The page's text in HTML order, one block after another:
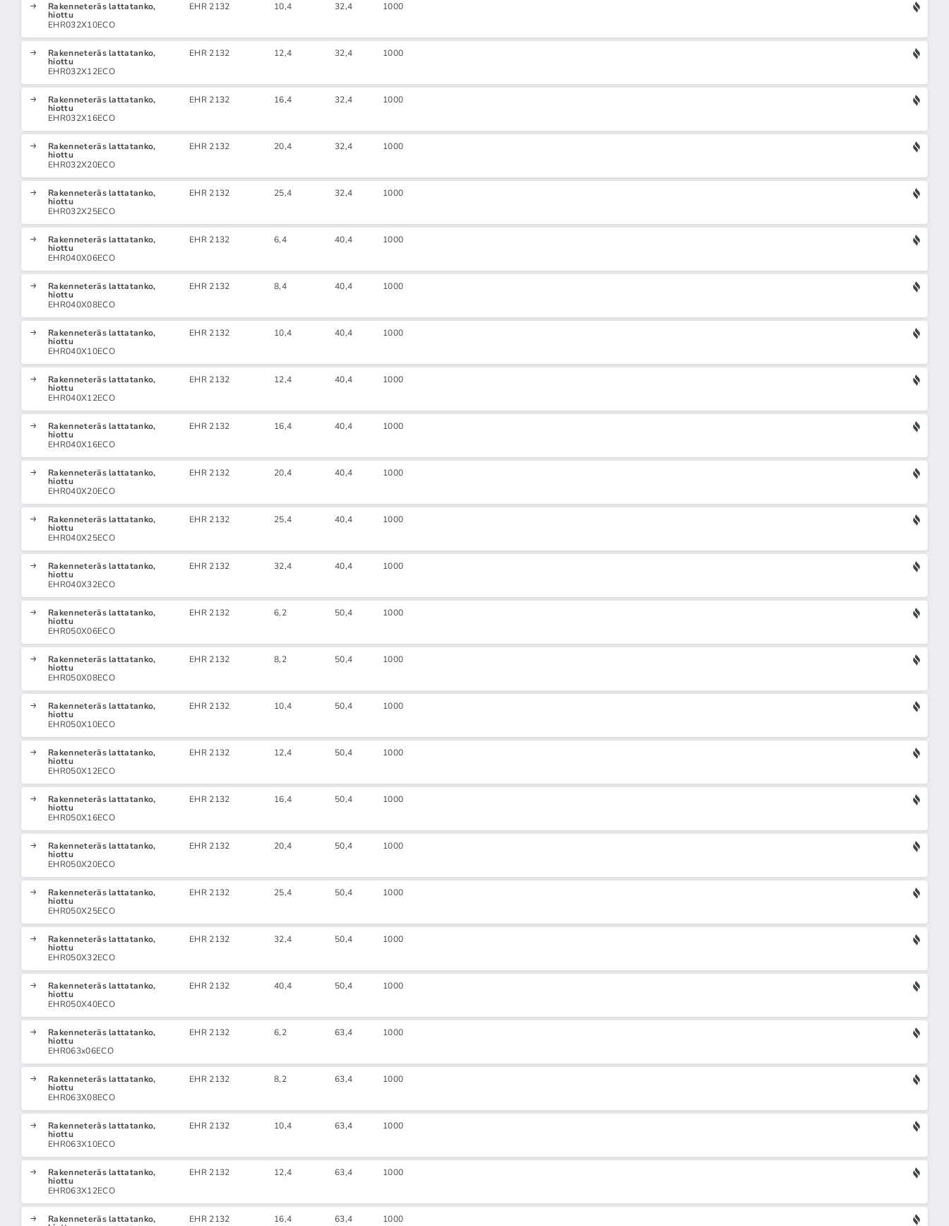
Rakenneteräs lattatanko,
hiottu
EHR032X10ECO
EHR 2132 10,4 32,4 1000
Rakenneteräs lattatanko,
hiottu
EHR032X12ECO
EHR 2132 12,4 32,4 1000
Rakenneteräs lattatanko,
hiottu
EHR032X16ECO
EHR 2132 16,4 32,4 1000
Rakenneteräs lattatanko,
hiottu
EHR032X20ECO
EHR 2132 20,4 32,4 1000
Rakenneteräs lattatanko,
hiottu
EHR032X25ECO
EHR 2132 25,4 32,4 1000
Rakenneteräs lattatanko,
hiottu
EHR040X06ECO
EHR 2132 6,4 40,4 1000
Rakenneteräs lattatanko,
hiottu
EHR040X08ECO
EHR 2132 8,4 40,4 1000
Rakenneteräs lattatanko,
hiottu
EHR040X10ECO
EHR 2132 10,4 40,4 1000
Rakenneteräs lattatanko,
hiottu
EHR040X12ECO
EHR 2132 12,4 40,4 1000
Rakenneteräs lattatanko,
hiottu
EHR040X16ECO
EHR 2132 16,4 40,4 1000
Rakenneteräs lattatanko,
hiottu
EHR040X20ECO
EHR 2132 20,4 40,4 1000
Rakenneteräs lattatanko,
hiottu
EHR040X25ECO
EHR 2132 25,4 40,4 1000
Rakenneteräs lattatanko,
hiottu
EHR040X32ECO
EHR 2132 32,4 40,4 1000
Rakenneteräs lattatanko,
hiottu
EHR050X06ECO
EHR 2132 6,2 50,4 1000
Rakenneteräs lattatanko,
hiottu
EHR050X08ECO
EHR 2132 8,2 50,4 1000
Rakenneteräs lattatanko,
hiottu
EHR050X10ECO
EHR 2132 10,4 50,4 1000
Rakenneteräs lattatanko,
hiottu
EHR050X12ECO
EHR 2132 12,4 50,4 1000
Rakenneteräs lattatanko,
hiottu
EHR050X16ECO
EHR 2132 16,4 50,4 1000
Rakenneteräs lattatanko,
hiottu
EHR050X20ECO
EHR 2132 20,4 50,4 1000
Rakenneteräs lattatanko,
hiottu
EHR050X25ECO
EHR 2132 25,4 50,4 1000
Rakenneteräs lattatanko,
hiottu
EHR050X32ECO
EHR 2132 32,4 50,4 1000
Rakenneteräs lattatanko,
hiottu
EHR050X40ECO
EHR 2132 40,4 50,4 1000
Rakenneteräs lattatanko,
hiottu
EHR063x06ECO
EHR 2132 6,2 63,4 1000
Rakenneteräs lattatanko,
hiottu
EHR063X08ECO
EHR 2132 8,2 63,4 1000
Rakenneteräs lattatanko,
hiottu
EHR063X10ECO
EHR 2132 10,4 63,4 1000
Rakenneteräs lattatanko,
hiottu
EHR063X12ECO
EHR 2132 12,4 63,4 1000
Rakenneteräs lattatanko, EHR 2132 16,4 63,4 1000